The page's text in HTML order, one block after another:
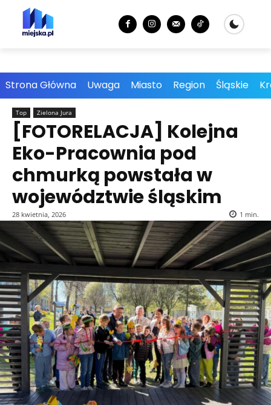
Strona Główna Uwaga Miasto Region Śląskie
Top Zielona Jura
[FOTORELACJA] Kolejna
Eko-Pracownia pod
chmurką powstała w
województwie śląskim
28 kwietnia, 2026 1 min.